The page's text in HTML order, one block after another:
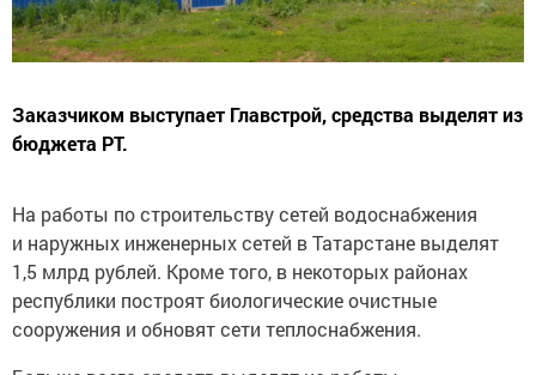
Заказчиком выступает Главстрой, средства выделят из
бюджета РТ.
На работы по строительству сетей водоснабжения
и наружных инженерных сетей в Татарстане выделят
1,5 млрд рублей. Кроме того, в некоторых районах
республики построят биологические очистные
сооружения и обновят сети теплоснабжения.